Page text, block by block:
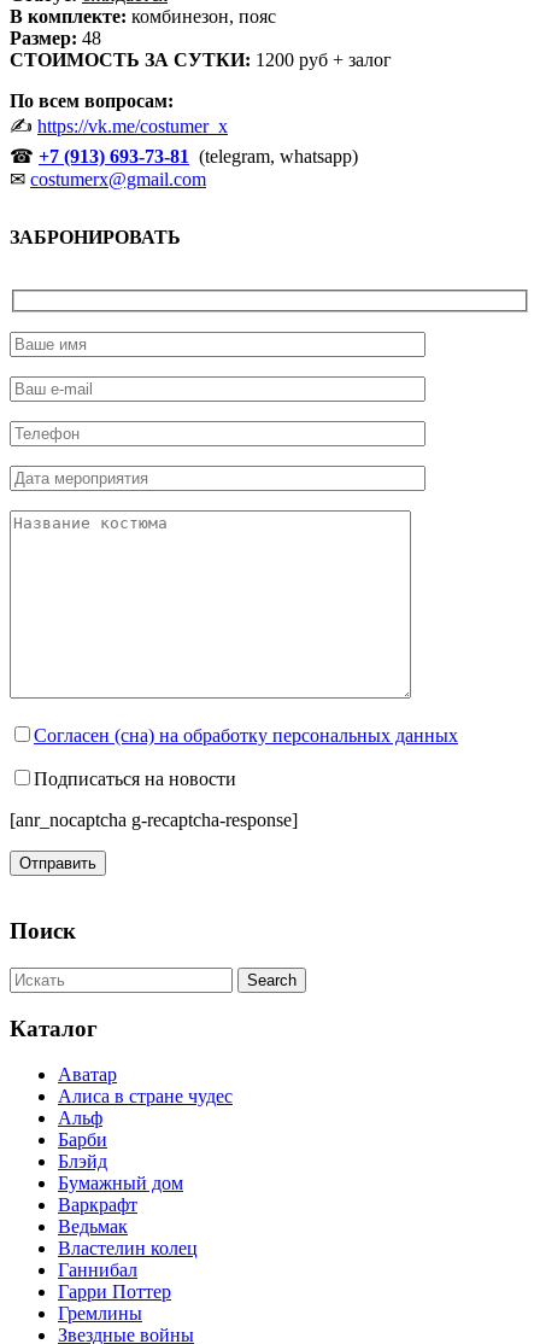
В комплекте: комбинезон, пояс
Размер: 48
СТОИМОСТЬ ЗА СУТКИ: 1200 руб + залог
По всем вопросам:
✍ https://vk.me/costumer_x
☎ +7 (913) 693-73-81 (telegram, whatsapp)
✉ costumerx@gmail.com
ЗАБРОНИРОВАТЬ
Согласен (сна) на обработку персональных данных
Подписаться на новости
[anr_nocaptcha g-recaptcha-response]
Поиск
Каталог
Аватар
Алиса в стране чудес
Альф
Барби
Блэйд
Бумажный дом
Варкрафт
Ведьмак
Властелин колец
Ганнибал
Гарри Поттер
Гремлины
Звездные войны